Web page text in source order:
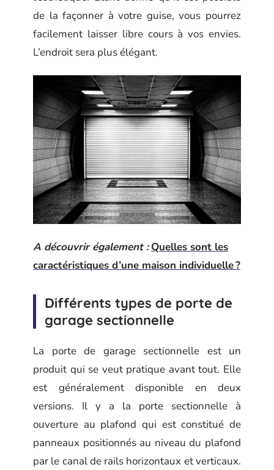
de la façonner à votre guise, vous pourrez
facilement laisser libre cours à vos envies.
L’endroit sera plus élégant.
A découvrir également : Quelles sont les
caractéristiques d’une maison individuelle ?
Différents types de porte de
garage sectionnelle
La porte de garage sectionnelle est un
produit qui se veut pratique avant tout. Elle
est généralement disponible en deux
versions. Il y a la porte sectionnelle à
ouverture au plafond qui est constitué de
panneaux positionnés au niveau du plafond
par le canal de rails horizontaux et verticaux.